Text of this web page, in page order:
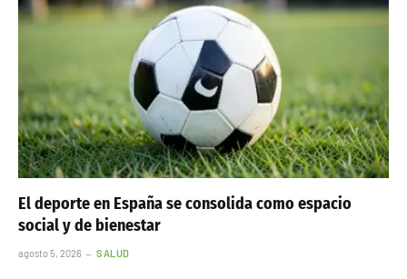
El deporte en España se consolida como espacio
social y de bienestar
agosto 5, 2026 SALUD